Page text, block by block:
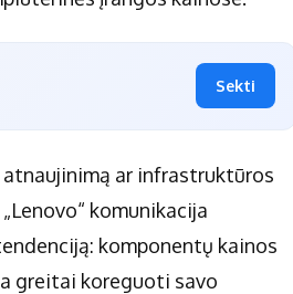
Sekti
ar infrastruktūros
komunikacija
komponentų kainos
greitai koreguoti savo